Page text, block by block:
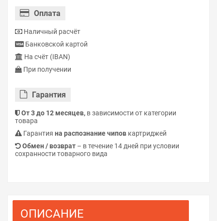
Оплата
Наличный расчёт
Банковской картой
На счёт (IBAN)
При получении
Гарантия
От 3 до 12 месяцев, в зависимости от категории
товара
Гарантия на распознание чипов картриджей
Обмен / возврат – в течение 14 дней при условии
сохранности товарного вида
ОПИСАНИЕ